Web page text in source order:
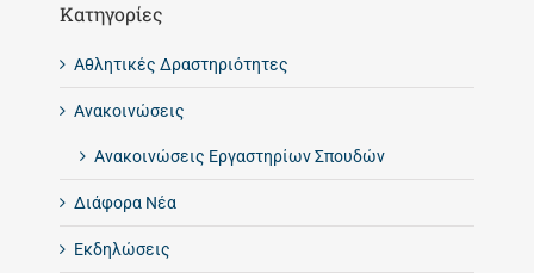
Kατηγορίες
Αθλητικές Δραστηριότητες
Ανακοινώσεις
Ανακοινώσεις Εργαστηρίων Σπουδών
Διάφορα Νέα
Εκδηλώσεις